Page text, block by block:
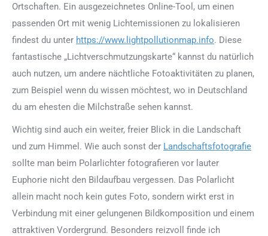
Ortschaften. Ein ausgezeichnetes Online-Tool, um einen
passenden Ort mit wenig Lichtemissionen zu lokalisieren
findest du unter https://www.lightpollutionmap.info. Diese
fantastische „Lichtverschmutzungskarte“ kannst du natürlich
auch nutzen, um andere nächtliche Fotoaktivitäten zu planen,
zum Beispiel wenn du wissen möchtest, wo in Deutschland
du am ehesten die Milchstraße sehen kannst.
Wichtig sind auch ein weiter, freier Blick in die Landschaft
und zum Himmel. Wie auch sonst der Landschaftsfotografie
sollte man beim Polarlichter fotografieren vor lauter
Euphorie nicht den Bildaufbau vergessen. Das Polarlicht
allein macht noch kein gutes Foto, sondern wirkt erst in
Verbindung mit einer gelungenen Bildkomposition und einem
attraktiven Vordergrund. Besonders reizvoll finde ich